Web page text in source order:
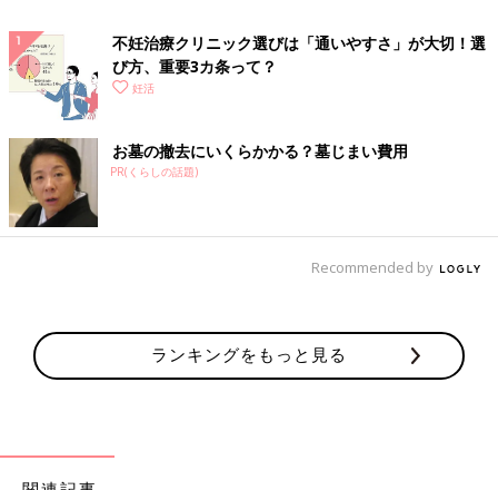
れるんです。自然と『この人と一緒にいたいな』と思うようにな
りました」
それはまだ新型コロナウイルスが感染拡大する前のこと。当時は
は選考会に向け努力している最中でした。
●おのののか「彼は完全に水泳にフォーカスを当てていて、あま
り恋愛のことは考えていなかったようです。でも私はもう彼のこ
きなんだけど、どうする？』って（笑）。もし私が告白しなかっ
せん。でも私がそう言ったことで、彼も『彼女とつき合うことで
水泳も頑張れる』という気持ちになったみたい。そこからおつき
合いが始まりました」
婚を決めました
不妊治療クリニック選びは「通いやすさ」が大切！選
び方、重要3カ条って？
妊活
お墓の撤去にいくらかかる？墓じまい費用
PR(くらしの話題)
Recommended by
ランキングをもっと見る